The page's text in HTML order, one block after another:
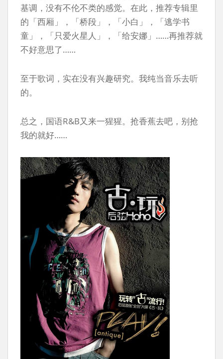
基调，没有不伦不类的感觉。在此，推荐专辑里
的「西厢」，「桥段」，「小白」，「逃学书
童」，「只爱火星人」，「给安娜」……再推荐就
不好意思了……
至于歌词，实在没有兴趣研究。我纯当音乐去听
的。
总之，国语R&B又来一猩猩。抢香蕉去吧，别抢
我的就好……